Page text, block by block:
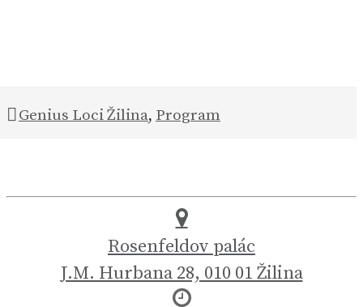
Genius Loci Žilina, Program
Rosenfeldov palác
J.M. Hurbana 28, 010 01 Žilina